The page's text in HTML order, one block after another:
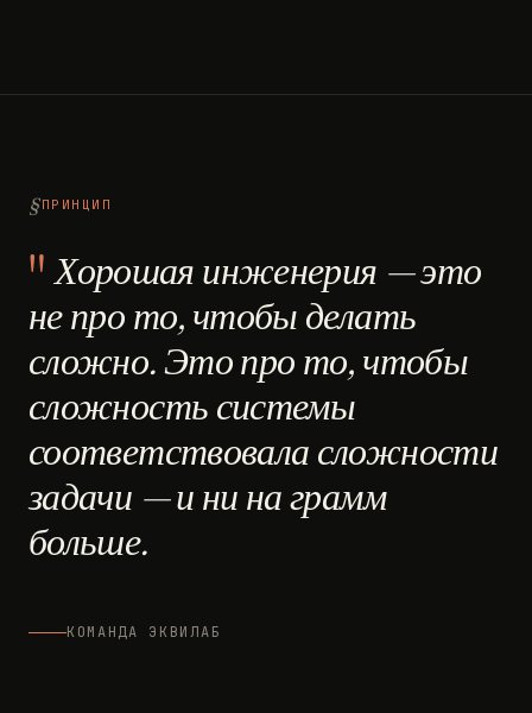
ПРИНЦИП
Хорошая инженерия — это
не про то, чтобы делать
сложно. Это про то, чтобы
сложность системы
соответствовала сложности
задачи — и ни на грамм
больше.
КОМАНДА ЭКВИЛАБ